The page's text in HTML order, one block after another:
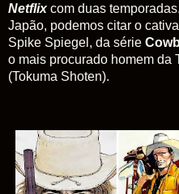
Netflixcom duas
Japão, podemos citar o
Spike Spiegel, da série
o mais procurado homem da
(Tokuma Shoten).